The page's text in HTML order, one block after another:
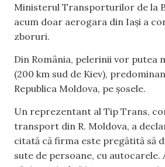
Ministerul Transporturilor de la
acum doar aerogara din Iași a
zboruri.
Din România, pelerinii vor putea
(200 km sud de Kiev),
Republica Moldova, pe șosele.
Un reprezentant al Tip Trans,
transport din R. Moldova, a
citată că firma este pregătită să
sute de persoane, cu autocarele.